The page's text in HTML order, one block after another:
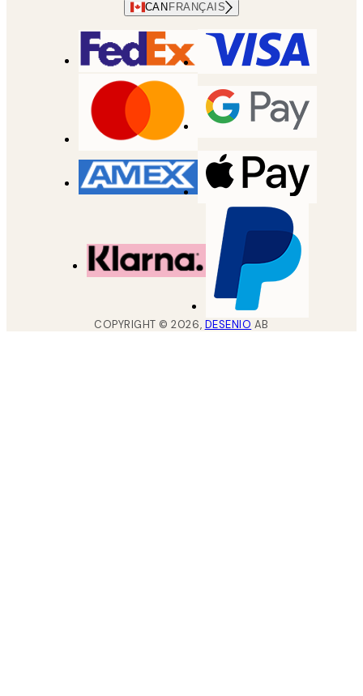
CAN FRANÇAIS
COPYRIGHT ©2026, DESENIO AB